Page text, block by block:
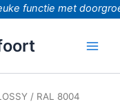
functie met
/ RAL 8004